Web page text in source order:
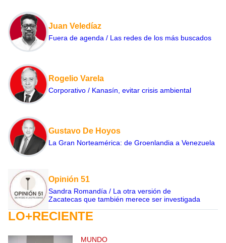
Juan Veledíaz
Fuera de agenda / Las redes de los más buscados
Rogelio Varela
Corporativo / Kanasín, evitar crisis ambiental
Gustavo De Hoyos
La Gran Norteamérica: de Groenlandia a Venezuela
Opinión 51
Sandra Romandía / La otra versión de
Zacatecas que también merece ser investigada
LO+RECIENTE
MUNDO